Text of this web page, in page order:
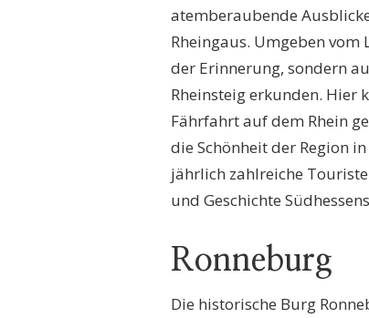
atemberaubende
Rheingaus. Umgeben
der Erinnerung, sondern
Rheinsteig erkunden. Hier
Fährfahrt auf dem Rhein
die Schönheit der Region
jährlich zahlreiche
und Geschichte
Ronneburg
Die historische Burg